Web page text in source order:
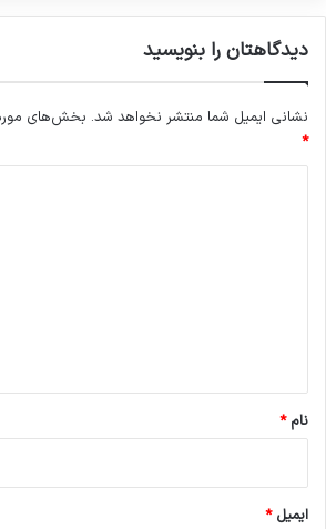
دیدگاهتان را بنویسید
نشانی ایمیل شما منتشر نخواهد شد. بخش‌های
*
نام*
ایمیل*